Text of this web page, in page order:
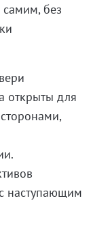
самим, без
открыты для
наступающим